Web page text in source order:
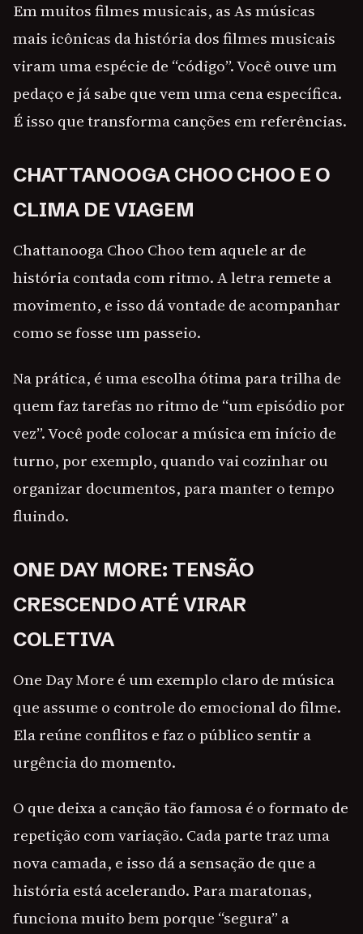
Em muitos filmes musicais, as As músicas
mais icônicas da história dos filmes musicais
viram uma espécie de “código”. Você ouve um
pedaço e já sabe que vem uma cena específica.
É isso que transforma canções em referências.
CHATTANOOGA CHOO CHOO E O
CLIMA DE VIAGEM
Chattanooga Choo Choo tem aquele ar de
história contada com ritmo. A letra remete a
movimento, e isso dá vontade de acompanhar
como se fosse um passeio.
Na prática, é uma escolha ótima para trilha de
quem faz tarefas no ritmo de “um episódio por
vez”. Você pode colocar a música em início de
turno, por exemplo, quando vai cozinhar ou
organizar documentos, para manter o tempo
fluindo.
ONE DAY MORE: TENSÃO
CRESCENDO ATÉ VIRAR
COLETIVA
One Day More é um exemplo claro de música
que assume o controle do emocional do filme.
Ela reúne conflitos e faz o público sentir a
urgência do momento.
O que deixa a canção tão famosa é o formato de
repetição com variação. Cada parte traz uma
nova camada, e isso dá a sensação de que a
história está acelerando. Para maratonas,
funciona muito bem porque “segura” a